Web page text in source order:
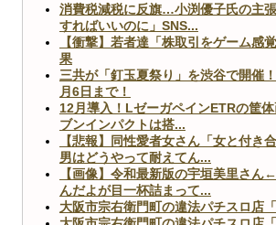
消費税減税に反旗…小渕優子氏の主
すればいいのに」SNS...
【衝撃】若者達「株取引をゲーム感
果
三共が「釘玉夏祭り」を渋谷で開催
月6日まで！
12月導入！LゼーガペインETRの筐
ブンインパクトは搭...
【悲報】同性愛者女さん「女と付き
男はどうやって耐えてん...
【画像】令和最新版の宇垣美里さん
んだよが目一杯詰まって...
大阪市宗右衛門町の違法パチスロ店